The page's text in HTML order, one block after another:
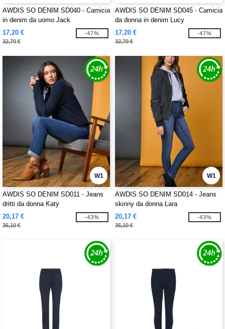
AWDIS SO DENIM SD040 - Camicia
in denim da uomo Jack
17,20 €
32,70 €
-47%
AWDIS SO DENIM SD045 - Camicia
da donna in denim Lucy
17,20 €
32,70 €
-47%
W1
AWDIS SO DENIM SD011 - Jeans
dritti da donna Katy
20,17 €
35,10 €
-43%
W1
AWDIS SO DENIM SD014 - Jeans
skinny da donna Lara
20,17 €
35,10 €
-43%